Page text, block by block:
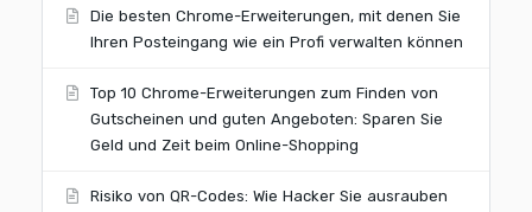
Die besten Chrome-Erweiterungen, mit denen Sie
Ihren Posteingang wie ein Profi verwalten können
Top 10 Chrome-Erweiterungen zum Finden von
Gutscheinen und guten Angeboten: Sparen Sie
Geld und Zeit beim Online-Shopping
Risiko von QR-Codes: Wie Hacker Sie ausrauben